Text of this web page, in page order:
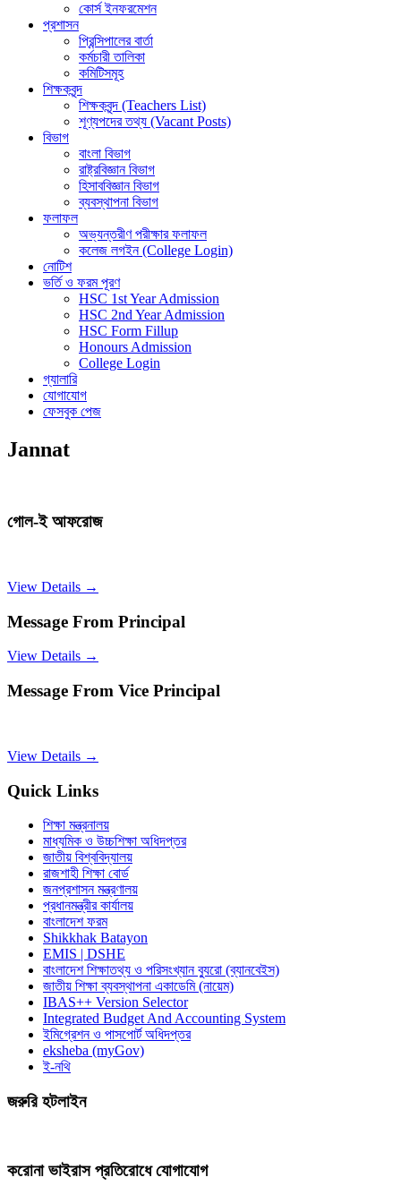
কোর্স ইনফরমেশন
প্রশাসন
প্রিন্সিপালের বার্তা
কর্মচারী তালিকা
কমিটিসমূহ
শিক্ষকবৃন্দ
শিক্ষকবৃন্দ (Teachers List)
শূণ্যপদের তথ্য (Vacant Posts)
বিভাগ
বাংলা বিভাগ
রাষ্ট্রবিজ্ঞান বিভাগ
হিসাববিজ্ঞান বিভাগ
ব্যবস্থাপনা বিভাগ
ফলাফল
অভ্যন্তরীণ পরীক্ষার ফলাফল
কলেজ লগইন (College Login)
নোটিশ
ভর্তি ও ফরম পূরণ
HSC 1st Year Admission
HSC 2nd Year Admission
HSC Form Fillup
Honours Admission
College Login
গ্যালারি
যোগাযোগ
ফেসবুক পেজ
Jannat
গোল-ই আফরোজ
View Details →
Message From Principal
View Details →
Message From Vice Principal
View Details →
Quick Links
শিক্ষা মন্ত্রনালয়
মাধ্যমিক ও উচ্চশিক্ষা অধিদপ্তর
জাতীয় বিশ্ববিদ্যালয়
রাজশাহী শিক্ষা বোর্ড
জনপ্রশাসন মন্ত্রণালয়
প্রধানমন্ত্রীর কার্যালয়
বাংলাদেশ ফরম
Shikkhak Batayon
EMIS | DSHE
বাংলাদেশ শিক্ষাতথ্য ও পরিসংখ্যান ব্যুরো (ব্যানবেইস)
জাতীয় শিক্ষা ব্যবস্থাপনা একাডেমি (নায়েম)
IBAS++ Version Selector
Integrated Budget And Accounting System
ইমিগ্রেশন ও পাসপোর্ট অধিদপ্তর
eksheba (myGov)
ই-নথি
জরুরি হটলাইন
করোনা ভাইরাস প্রতিরোধে যোগাযোগ